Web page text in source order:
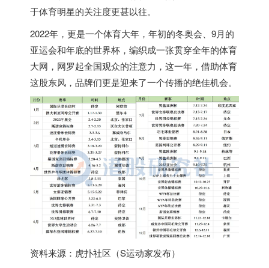
于体育明星的关注度更甚以往。
2022年，更是一个体育大年，年初的冬奥会、9月的
亚运会和年底的世界杯，编织成一张贯穿全年的体育
大网，网罗起全国观众的注意力，这一年，借助体育
这股东风，品牌们更是迎来了一个传播的绝佳机会。
资料来源：虎扑社区（S运动家发布）